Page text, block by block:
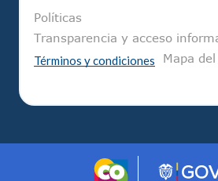
Pie de
Políticas
Transparencia y acceso
Términos y condiciones
Mapa